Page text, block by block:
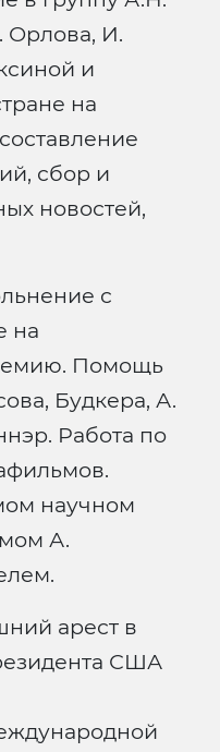
Орлова, И.
и
на
сбор и
новостей,
с
на
Помощь
Будкера, А.
Работа по
научном
А.
арест в
США